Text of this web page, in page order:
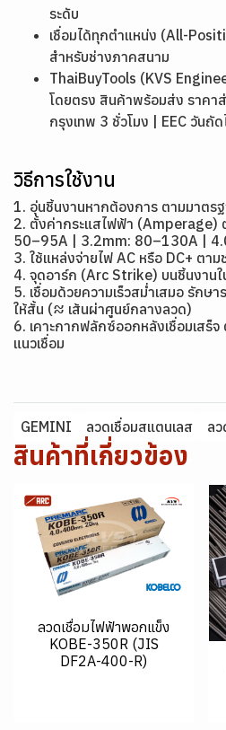
ระดับ
เชื่อมได้ทุกตำแหน่ง (All-
สำหรับช่างภาคสนาม
ThaiBuyTools (KVS
โดยตรง สินค้าพร้อมส่ง ราค
กรุงเทพ 3 ชั่วโมง | EEC วันถั
วิธีการใช้งาน
1. อุ่นชิ้นงานหากต้องการ ตามมาตร
2. ตั้งค่ากระแสไฟฟ้า (Amperage)
50–95A | 3.2mm: 80–130A |
3. ใช้แหล่งจ่ายไฟ AC หรือ DC+ ตาม
4. จุดอาร์ก (Arc Strike) บนชิ้นงาน
5. เชื่อมด้วยความเร็วสม่ำเสมอ รักษ
ให้สั้น (≈ เส้นผ่าศูนย์กลางลวด)
6. เคาะกากฟลักซ์ออกหลังเชื่อมเสร็
แนวเชื่อม
GEMINI ลวดเชื่อมสแตนเลส ล
สินค้าที่เกี่ยวข้อง
ลวดเชื่อมไฟฟ้าพอกแข็ง
KOBE-350R (JIS
DF2A-400-R)